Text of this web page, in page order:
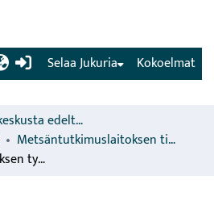
(current) Kokoelmat
Selaa Jukuria
Luonnonvarakeskusta edeltävien organisaatioiden sarjat
Metsäntutkimuslaitoksen tiedonantoja
Metsäntutkimuslaitoksen työohjelma 1981.